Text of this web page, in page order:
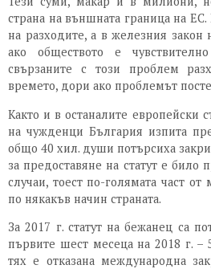
страна на външната граница на
на разходите, а в железния закон
ако обществото е
свързаните с този проблем
времето, дори ако проблемът
Както и в останалите европейски
на чужденци България изпита
общо 40 хил. души потърсиха
за предоставяне на статут е било
случаи, тоест по-голямата част от
по някакъв начин страната.
За 2017 г. статут на бежанец са
първите шест месеца на 2018 г. –
тях е отказана международна